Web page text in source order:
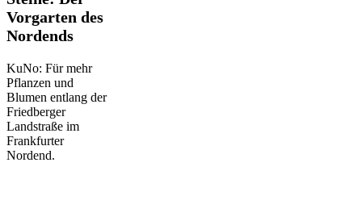
Steine:
Der
Vorgarten
Nordends
Vorgarten des
Nordends
KuNo: Für mehr
Pflanzen und
Blumen entlang der
Friedberger
Landstraße im
Frankfurter
Nordend.